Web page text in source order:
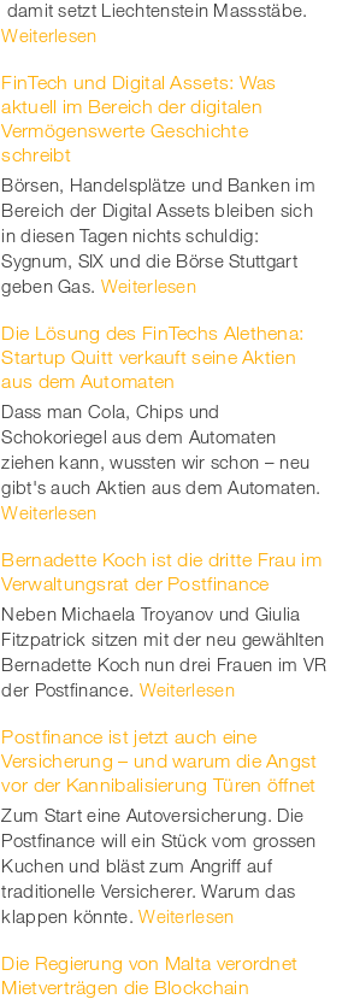
damit setzt Liechtenstein Massstäbe.
Weiterlesen
FinTech und Digital Assets: Was
aktuell im Bereich der digitalen
Vermögenswerte Geschichte
schreibt
Börsen, Handelsplätze und Banken im
Bereich der Digital Assets bleiben sich
in diesen Tagen nichts schuldig:
Sygnum, SIX und die Börse Stuttgart
geben Gas. Weiterlesen
Die Lösung des FinTechs Alethena:
Startup Quitt verkauft seine Aktien
aus dem Automaten
Dass man Cola, Chips und
Schokoriegel aus dem Automaten
ziehen kann, wussten wir schon – neu
gibt's auch Aktien aus dem Automaten.
Weiterlesen
Bernadette Koch ist die dritte Frau im
Verwaltungsrat der Postfinance
Neben Michaela Troyanov und Giulia
Fitzpatrick sitzen mit der neu gewählten
Bernadette Koch nun drei Frauen im VR
der Postfinance. Weiterlesen
Postfinance ist jetzt auch eine
Versicherung – und warum die Angst
vor der Kannibalisierung Türen öffnet
Zum Start eine Autoversicherung. Die
Postfinance will ein Stück vom grossen
Kuchen und bläst zum Angriff auf
traditionelle Versicherer. Warum das
klappen könnte. Weiterlesen
Die Regierung von Malta verordnet
Mietverträgen die Blockchain